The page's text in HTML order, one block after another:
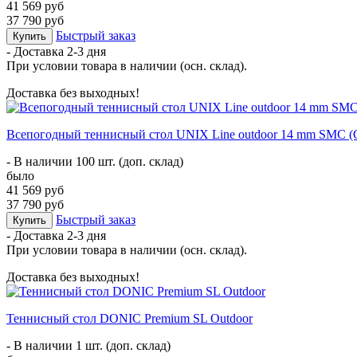
41 569 руб
37 790 руб
Купить
Быстрый заказ
- Доставка 2-3 дня
При условии товара в наличии (осн. склад).
Доставка без выходных!
Всепогодный теннисный стол UNIX Line outdoor 14 mm SMC
- В наличии 100 шт. (доп. склад)
было
41 569 руб
37 790 руб
Купить
Быстрый заказ
- Доставка 2-3 дня
При условии товара в наличии (осн. склад).
Доставка без выходных!
Теннисный стол DONIC Premium SL Outdoor
- В наличии 1 шт. (доп. склад)